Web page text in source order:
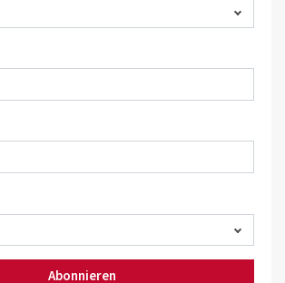
Abonnieren